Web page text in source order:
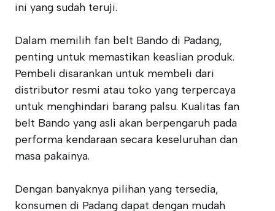
ini yang sudah teruji.
Dalam memilih fan belt Bando di Padang,
penting untuk memastikan keaslian produk.
Pembeli disarankan untuk membeli dari
distributor resmi atau toko yang terpercaya
untuk menghindari barang palsu. Kualitas fan
belt Bando yang asli akan berpengaruh pada
performa kendaraan secara keseluruhan dan
masa pakainya.
Dengan banyaknya pilihan yang tersedia,
konsumen di Padang dapat dengan mudah